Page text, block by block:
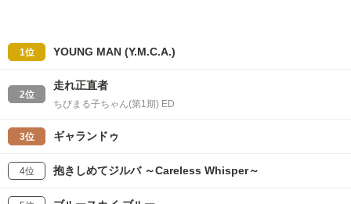
1位 YOUNG MAN (Y.M.C.A.)
2位
走れ正直者
ちびまる子ちゃん(第1期) ED
3位 ギャランドゥ
4位 抱きしめてジルバ ～Careless Whisper～